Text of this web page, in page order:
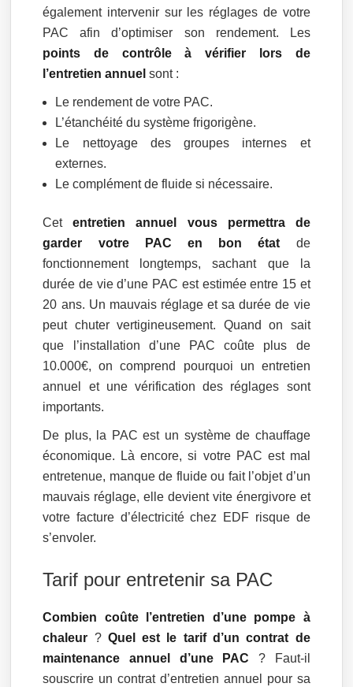
également intervenir sur les réglages de votre
PAC afin d’optimiser son rendement. Les
points de contrôle à vérifier lors de
l’entretien annuel sont :
Le rendement de votre PAC.
L’étanchéité du système frigorigène.
Le nettoyage des groupes internes et
externes.
Le complément de fluide si nécessaire.
Cetentretien annuel vous permettra de
garder votre PAC en bon étatde
fonctionnement longtemps, sachant que la
durée de vie d’une PAC est estimée entre 15 et
20 ans. Un mauvais réglage et sa durée de vie
peut chuter vertigineusement. Quand on sait
que l’installation d’une PAC coûte plus de
10.000€, on comprend pourquoi un entretien
annuel et une vérification des réglages sont
importants.
De plus, la PAC est un système de chauffage
économique. Là encore, si votre PAC est mal
entretenue, manque de fluide ou fait l’objet d’un
mauvais réglage, elle devient vite énergivore et
votre facture d’électricité chez EDF risque de
s’envoler.
Tarif pour entretenir sa PAC
Combien coûte l’entretien d’une pompe à
chaleur ? Quel est le tarif d’un contrat de
maintenance annuel d’une PAC ? Faut-il
souscrire un contrat d’entretien annuel pour sa